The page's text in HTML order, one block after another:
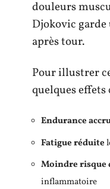
douleurs
Djokovic
après tour.
Pour illustrer
quelques effets
Endurance
Fatigue réduite
Moindre risque
inflammatoire